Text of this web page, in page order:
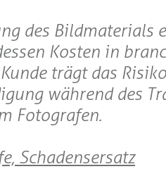
des Bildmaterials
Kosten in
trägt das
während des
Fotografen.
Schadensersatz